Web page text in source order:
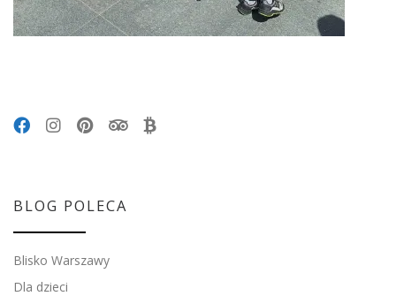
BLOG POLECA
Blisko Warszawy
Dla dzieci